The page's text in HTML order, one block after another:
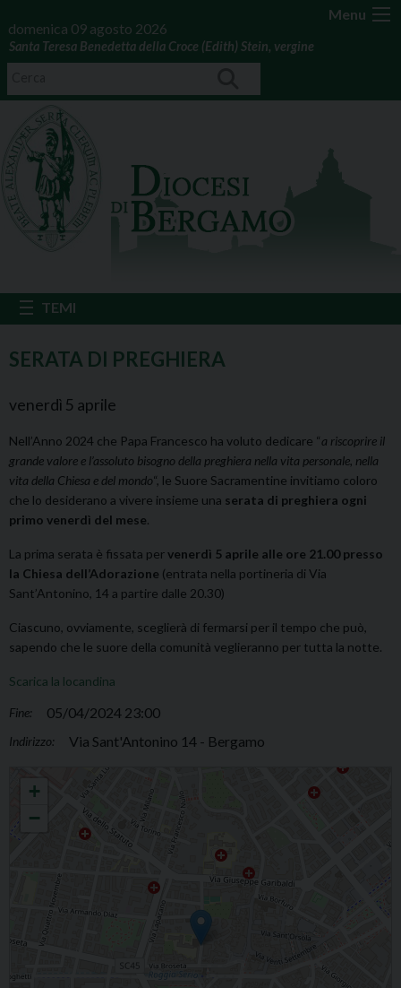
Menu
domenica 09 agosto 2026
Santa Teresa Benedetta della Croce (Edith) Stein, vergine
SERATA DI PREGHIERA
venerdì 5 aprile
Nell’Anno 2024 che Papa Francesco ha voluto dedicare “a riscoprire il
grande valore e l’assoluto bisogno della preghiera nella vita personale, nella
vita della Chiesa e del mondo“, le Suore Sacramentine invitiamo coloro
che lo desiderano a vivere insieme una serata di preghiera ogni
primo venerdì del mese.
La prima serata è fissata pervenerdì 5 aprile alle ore 21.00 presso
la Chiesa dell’Adorazione (entrata nella portineria di Via
Sant’Antonino, 14 a partire dalle 20.30)
Ciascuno, ovviamente, sceglierà di fermarsi per il tempo che può,
sapendo che le suore della comunità veglieranno per tutta la notte.
Scarica la locandina
Fine: 05/04/2024 23:00
Indirizzo: Via Sant'Antonino 14 - Bergamo
Serata di preghiera
+
−